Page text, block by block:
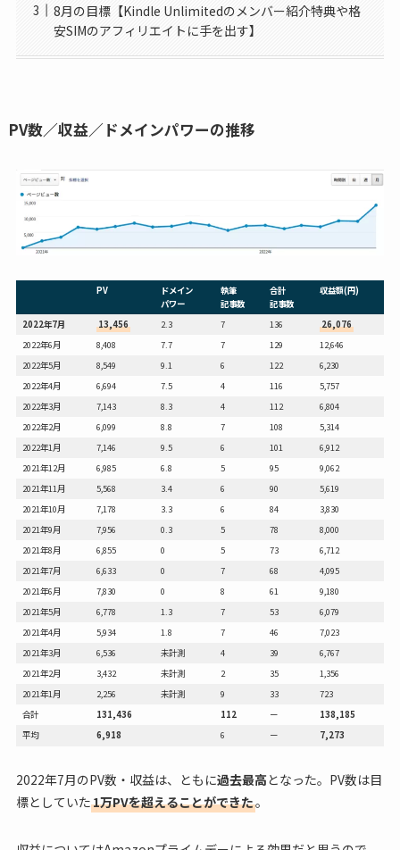
8月の目標【Kindle Unlimitedのメンバー紹介特典や格
安SIMのアフィリエイトに手を出す】
PV数／収益／ドメインパワーの推移
PV
ドメイン
パワー
執筆
記事数
合計
記事数
収益額(円)
2022年7月 13,456 2.3 7 136
26,076
2022年6月
8,408 7.7 7 129
12,646
2022年5月
8,549 9.1 6 122
6,230
2022年4月
6,694 7.5 4 116
5,757
2022年3月
7,143 8.3 4 112
6,804
2022年2月
6,099 8.8 7 108
5,314
2022年1月
7,146 9.5 6 101
6,912
2021年12月
6,985 6.8 5 95
9,062
2021年11月
5,568 3.4 6 90
5,619
2021年10月
7,178 3.3 6 84
3,830
2021年9月
7,956 0.3 5 78
8,000
2021年8月
6,855 0 5 73
6,712
2021年7月
6,633 0 7 68
4,095
2021年6月
7,830 0 8 61
9,180
2021年5月
6,778 1.3 7 53
6,079
2021年4月
5,934 1.8 7 46
7,023
2021年3月
6,536 未計測 4 39
6,767
2021年2月
3,432 未計測 2 35
1,356
2021年1月
2,256 未計測 9 33
723
合計
131,436 112 ー
138,185
平均
6,918 6 ー 7,273
2022年7月のPV数・収益は、ともに過去最高となった。PV数は目
標としていた1万PVを超えることができた。